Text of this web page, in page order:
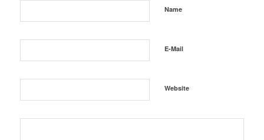
Name
E-Mail
Website